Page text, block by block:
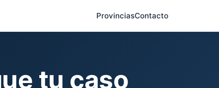
ProvinciasContacto
tu caso